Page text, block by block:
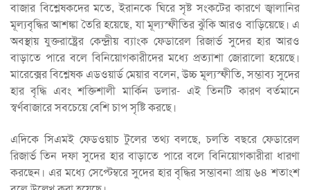
বাজার বিশ্লেষকদের মতে, ইরানকে ঘিরে সৃষ্ট সংকটের কারণে জ্বালানির
মূল্যবৃদ্ধির আশঙ্কা তৈরি হয়েছে, যা মূল্যস্ফীতির ঝুঁকি আরও বাড়িয়েছে। এ
অবস্থায় যুক্তরাষ্ট্রের কেন্দ্রীয় ব্যাংক ফেডারেল রিজার্ভ সুদের হার আরও
বাড়াতে পারে বলে বিনিয়োগকারীদের মধ্যে প্রত্যাশা জোরালো হয়েছে।
মারেক্সের বিশ্লেষক এডওয়ার্ড মেয়ার বলেন, উচ্চ মূল্যস্ফীতি, সম্ভাব্য সুদের
হার বৃদ্ধি এবং শক্তিশালী মার্কিন ডলার- এই তিনটি কারণ বর্তমানে
স্বর্ণবাজারে সবচেয়ে বেশি চাপ সৃষ্টি করছে।
এদিকে সিএমই ফেডওয়াচ টুলের তথ্য বলছে, চলতি বছরে ফেডারেল
রিজার্ভ তিন দফা সুদের হার বাড়াতে পারে বলে বিনিয়োগকারীরা ধারণা
করছেন। এর মধ্যে সেপ্টেম্বরে সুদের হার বৃদ্ধির সম্ভাবনা প্রায় ৬৪ শতাংশ